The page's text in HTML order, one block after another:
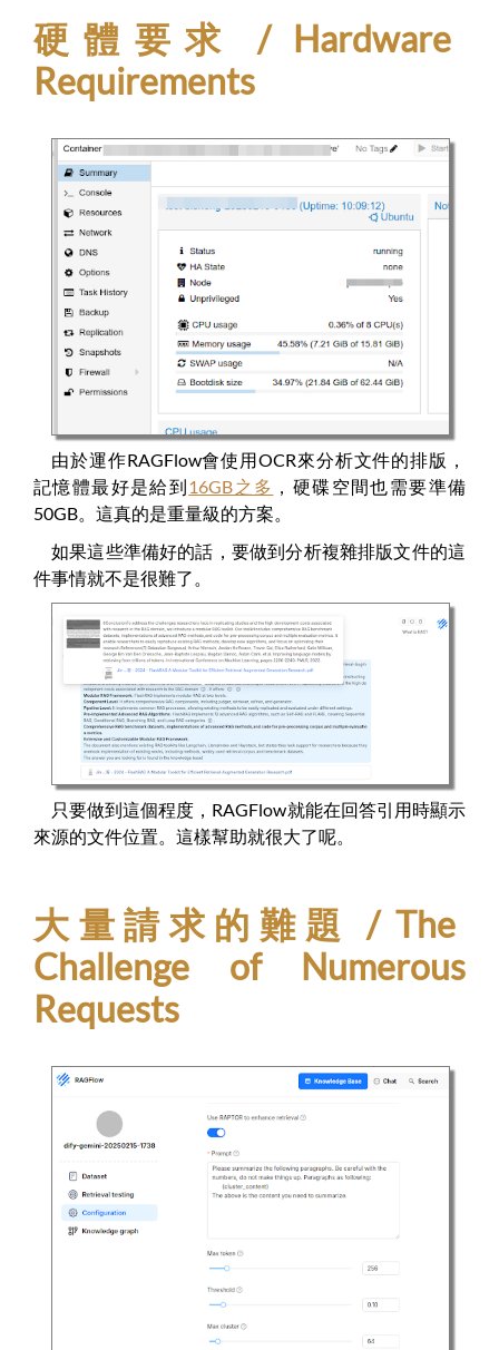
硬體要求 / Hardware
Requirements
由於運作RAGFlow會使用OCR來分析文件的排版，
記憶體最好是給到 16GB之多
，硬碟空間也需要準備
50GB。這真的是重量級的方案。
如果這些準備好的話，要做到分析複雜排版文件的這
件事情就不是很難了。
只要做到這個程度，RAGFlow就能在回答引用時顯示
來源的文件位置。這樣幫助就很大了呢。
大量請求的難題 / The
Challenge of Numerous
Requests